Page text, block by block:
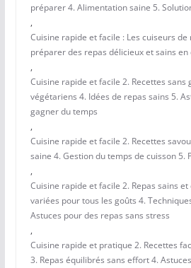
préparer 4. Alimentation saine 5.
,
Cuisine rapide et facile : Les cuiseurs
préparer des repas délicieux et sains en
,
Cuisine rapide et facile 2. Recettes sans
végétariens 4. Idées de repas sains 5.
gagner du temps
,
Cuisine rapide et facile 2. Recettes
saine 4. Gestion du temps de cuisson 5.
,
Cuisine rapide et facile 2. Repas sains
variées pour tous les goûts 4.
Astuces pour des repas sans stress
,
Cuisine rapide et pratique 2. Recettes
3. Repas équilibrés sans effort 4.